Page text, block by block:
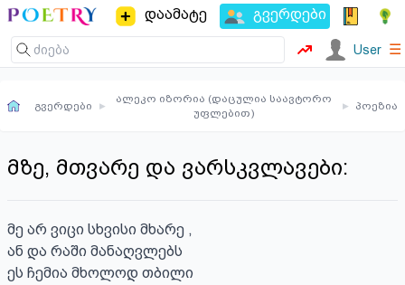
დაამატე გვერდები
User ☰
გვერდები ▸
ალეკო იზორია (დაცულია საავტორო
უფლებით)
▸ პოეზია
მზე, მთვარე და ვარსკვლავები:
მე არ ვიცი სხვისი მხარე ,
ან და რაში მანაღვლებს
ეს ჩემია მხოლოდ თბილი